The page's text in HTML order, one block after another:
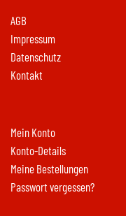
AGB
Impressum
Datenschutz
Kontakt
Mein Konto
Konto-Details
Meine Bestellungen
Passwort vergessen?